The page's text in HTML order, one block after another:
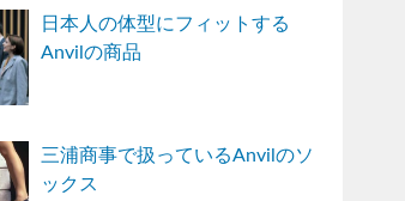
日本人の体型にフィットする
Anvilの商品
三浦商事で扱っているAnvilのソ
ックス